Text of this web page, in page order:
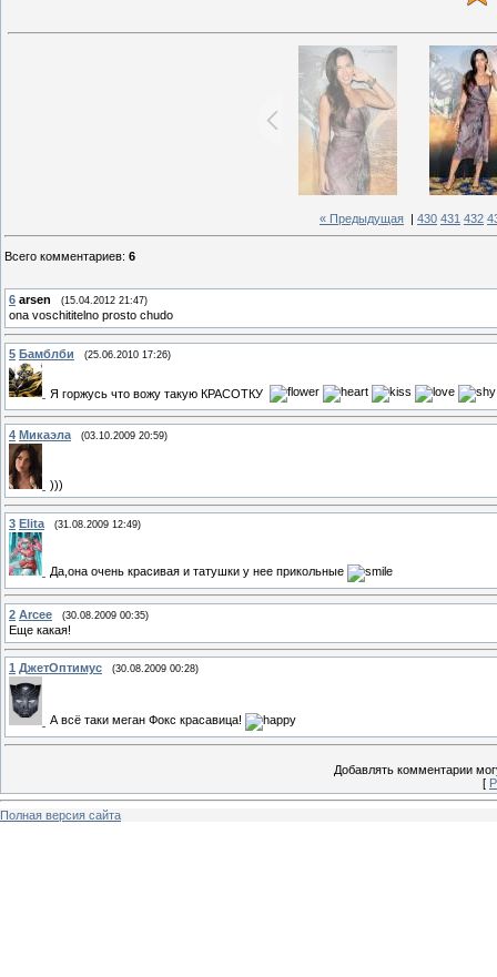
« Предыдущая 430 431 432
Всего комментариев: 6
6 arsen (15.04.2012 21:47)
ona voschititelno prosto chudo
5 Бамблби (25.06.2010 17:26)
Я горжусь что вожу такую КРАСОТКУ
4 Микаэла (03.10.2009 20:59)
)))
3 Elita (31.08.2009 12:49)
Да,она очень красивая и татушки у нее прикольные
2 Arcee (30.08.2009 00:35)
Еще какая!
1 ДжетОптимус (30.08.2009 00:28)
А всё таки меган Фокс красавица!
Добавлять комментарии
[
Полная версия сайта